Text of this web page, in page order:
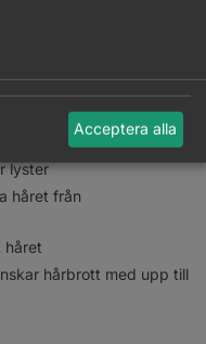
efter bara
formulan, berikad
med en hälsosam
lyster
håret från
håret
hårbrott med upp till
Acceptera alla